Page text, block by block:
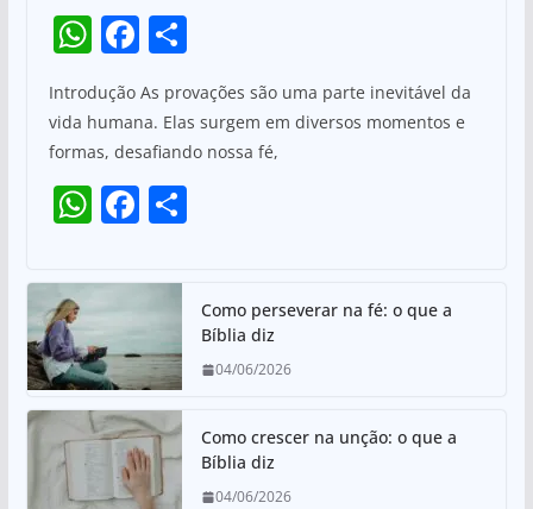
W
h
at
s
A
p
F
c
e
b
o
k
S
ar
e
Introdução As provações são uma parte inevitável da
vida humana. Elas surgem em diversos momentos e
formas, desafiando nossa fé,
W
at
A
p
p
F
c
e
b
o
o
k
S
e
Como perseverar na fé: o que a
Bíblia diz
04/06/2026
Como crescer na unção: o que a
Bíblia diz
04/06/2026